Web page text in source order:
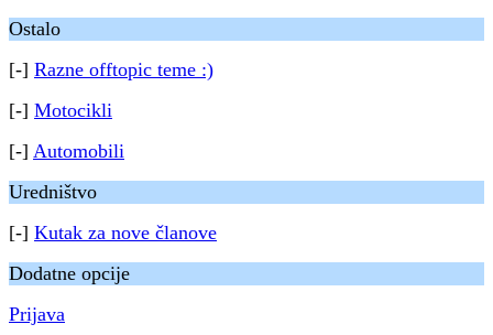
Ostalo
[-] Razne offtopic teme :)
[-] Motocikli
[-] Automobili
Uredništvo
[-] Kutak za nove članove
Dodatne opcije
Prijava